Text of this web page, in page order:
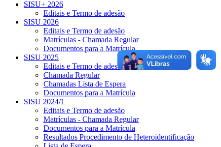
SISU+ 2026
Editais e Termo de adesão
SISU 2026
Editais e Termo de adesão
Matrículas - Chamada Regular
Documentos para a Matrícula
SISU 2025
Editais e Termo de adesão
Chamada Regular
Chamadas Lista de Espera
Documentos para a Matrícula
SISU 2024/1
Editais e Termo de adesão
Matrículas - Chamada Regular
Documentos para a Matrícula
Resultados Procedimento de Heteroidentificação